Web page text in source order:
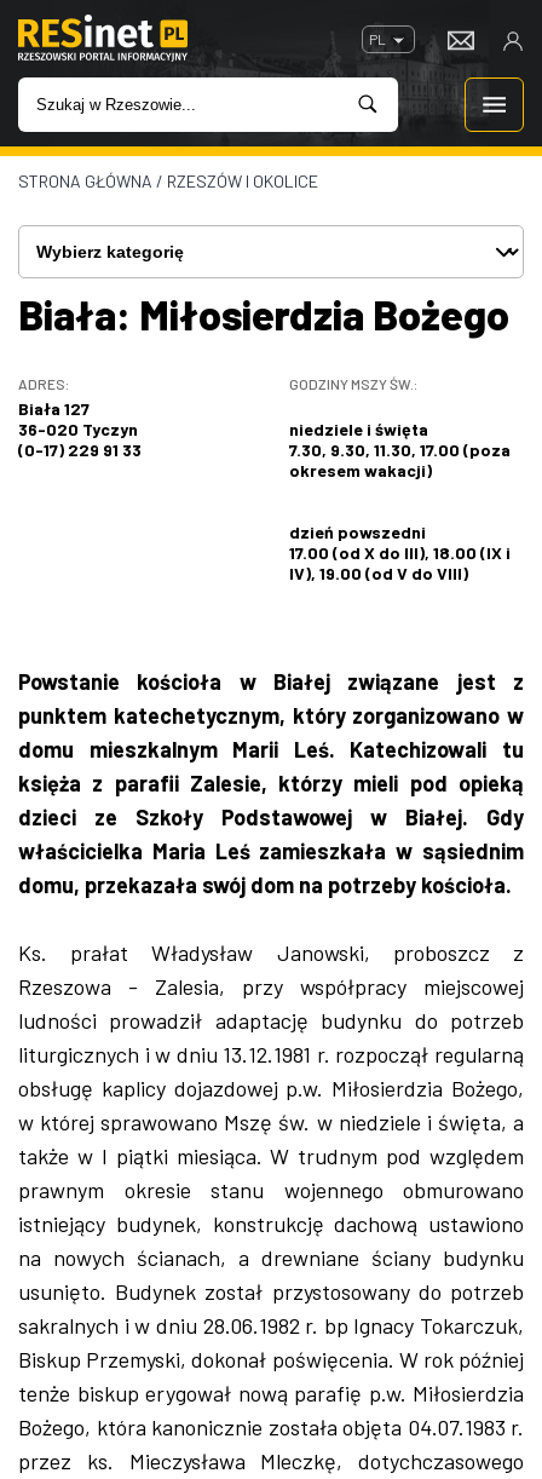
PL
WIADOMOŚCI
INWESTYCJE
IMPREZY
ROZRYWKA
W KINACH
STRONA GŁÓWNA / RZESZÓW I OKOLICE
Biała: Miłosierdzia Bożego
ADRES:
Biała 127
36-020 Tyczyn
(0-17) 229 91 33
GODZINY MSZY ŚW.:
niedziele i święta
7.30, 9.30, 11.30, 17.00 (poza
okresem wakacji)
dzień powszedni
17.00 (od X do III), 18.00 (IX i
IV), 19.00 (od V do VIII)
Powstanie kościoła w Białej związane jest z
punktem katechetycznym, który zorganizowano w
domu mieszkalnym Marii Leś. Katechizowali tu
księża z parafii Zalesie, którzy mieli pod opieką
dzieci ze Szkoły Podstawowej w Białej. Gdy
właścicielka Maria Leś zamieszkała w sąsiednim
domu, przekazała swój dom na potrzeby kościoła.
Ks. prałat Władysław Janowski, proboszcz z
Rzeszowa - Zalesia, przy współpracy miejscowej
ludności prowadził adaptację budynku do potrzeb
liturgicznych i w dniu 13.12.1981 r. rozpoczął regularną
obsługę kaplicy dojazdowej p.w. Miłosierdzia Bożego,
w której sprawowano Mszę św. w niedziele i święta, a
także w I piątki miesiąca. W trudnym pod względem
prawnym okresie stanu wojennego obmurowano
istniejący budynek, konstrukcję dachową ustawiono
na nowych ścianach, a drewniane ściany budynku
usunięto. Budynek został przystosowany do potrzeb
sakralnych i w dniu 28.06.1982 r. bp Ignacy Tokarczuk,
Biskup Przemyski, dokonał poświęcenia. W rok później
tenże biskup erygował nową parafię p.w. Miłosierdzia
Bożego, która kanonicznie została objęta 04.07.1983 r.
przez ks. Mieczysława Mleczkę, dotychczasowego